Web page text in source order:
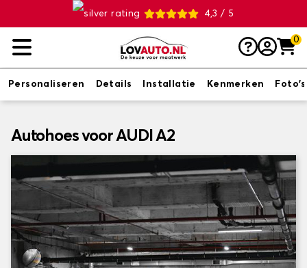
4,3 / 5
0
Personaliseren Details Installatie Kenmerken Foto's
Autohoes voor AUDI A2